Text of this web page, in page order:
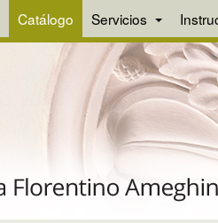
Catálogo Servicios